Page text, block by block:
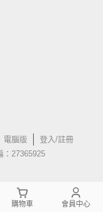
電腦版
登入/註冊
：27365925
購物車 會員中心